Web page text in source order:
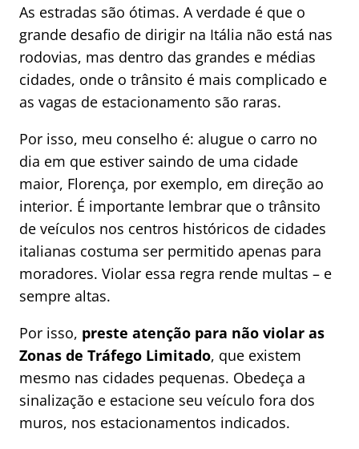
As estradas são ótimas. A verdade é que o
grande desafio de dirigir na Itália não está nas
rodovias, mas dentro das grandes e médias
cidades, onde o trânsito é mais complicado e
as vagas de estacionamento são raras.
Por isso, meu conselho é: alugue o carro no
dia em que estiver saindo de uma cidade
maior, Florença, por exemplo, em direção ao
interior. É importante lembrar que o trânsito
de veículos nos centros históricos de cidades
italianas costuma ser permitido apenas para
moradores. Violar essa regra rende multas – e
sempre altas.
Por isso, preste atenção para não violar as
Zonas de Tráfego Limitado, que existem
mesmo nas cidades pequenas. Obedeça a
sinalização e estacione seu veículo fora dos
muros, nos estacionamentos indicados.